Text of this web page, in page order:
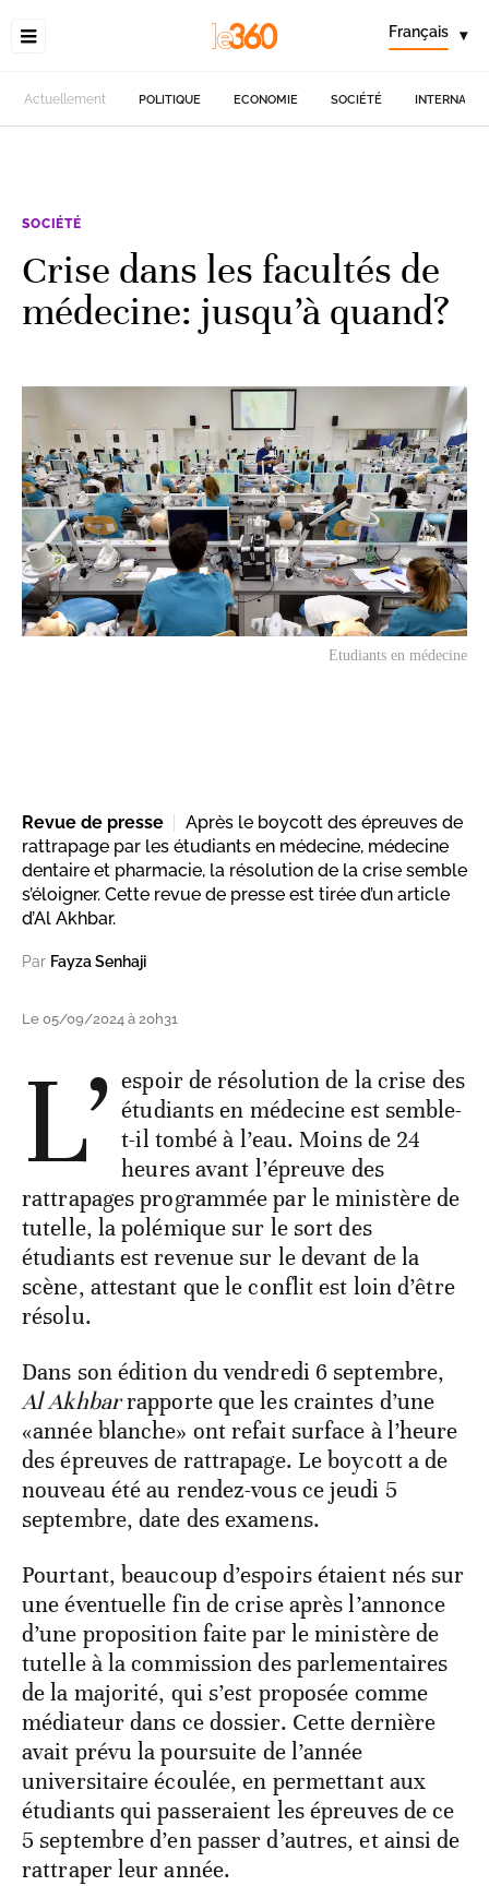
Français ▾
Actuellement POLITIQUE ECONOMIE SOCIÉTÉ
SOCIÉTÉ
Crise dans les facultés de
médecine: jusqu’à quand?
Etudiants en médecine
Revue de presse
Après le boycott des épreuves de
rattrapage par les étudiants en médecine, médecine
dentaire et pharmacie, la résolution de la crise semble
s’éloigner. Cette revue de presse est tirée d’un article
d’Al Akhbar.
Par Fayza Senhaji
Le 05/09/2024 à 20h31
L’ espoir de résolution de la crise des
étudiants en médecine est semble-
t-il tombé à l’eau. Moins de 24
heures avant l’épreuve des
rattrapages programmée par le ministère de
tutelle, la polémique sur le sort des
étudiants est revenue sur le devant de la
scène, attestant que le conflit est loin d’être
résolu.
Dans son édition du vendredi 6 septembre,
Al Akhbarrapporte que les craintes d’une
«année blanche» ont refait surface à l’heure
des épreuves de rattrapage. Le boycott a de
nouveau été au rendez-vous ce jeudi 5
septembre, date des examens.
Pourtant, beaucoup d’espoirs étaient nés sur
une éventuelle fin de crise après l’annonce
d’une proposition faite par le ministère de
tutelle à la commission des parlementaires
de la majorité, qui s’est proposée comme
médiateur dans ce dossier. Cette dernière
avait prévu la poursuite de l’année
universitaire écoulée, en permettant aux
étudiants qui passeraient les épreuves de ce
5 septembre d’en passer d’autres, et ainsi de
rattraper leur année.